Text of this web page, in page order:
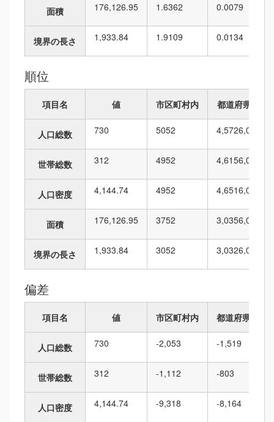
面積 176,126.95 1.6362 0.0079
境界の長さ 1,933.84 1.9109 0.0134
順位
項目名 値 市区町村内 都道府県内
人口総数 730 5052 4,5726,010
世帯総数 312 4952 4,6156,010
人口密度 4,144.74 4952 4,6516,010
面積 176,126.95 3752 3,0356,010
境界の長さ 1,933.84 3052 3,0326,010
偏差
項目名 値 市区町村内 都道府県内
人口総数 730 -2,053 -1,519
世帯総数 312 -1,112 -803
人口密度 4,144.74 -9,318 -8,164